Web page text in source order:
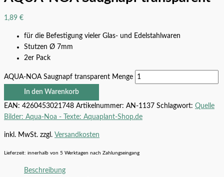
1,89 €
für die Befestigung vieler Glas- und Edelstahlwaren
Stutzen Ø 7mm
2er Pack
AQUA-NOA Saugnapf transparent Menge
In den Warenkorb
EAN: 4260453021748 Artikelnummer: AN-1137 Schlagwort: Quelle
Bilder: Aqua-Noa - Texte: Aquaplant-Shop.de
inkl. MwSt. zzgl. Versandkosten
Lieferzeit: innerhalb von 5 Werktagen nach Zahlungseingang
Beschreibung